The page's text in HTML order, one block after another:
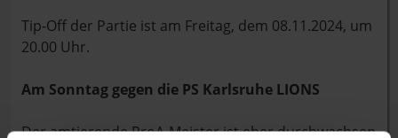
Tip-Off der Partie ist am Freitag, dem 08.11.2024, um
20.00 Uhr.
Am Sonntag gegen die PS Karlsruhe LIONS
Der amtierende ProA-Meister ist eher durchwachsen